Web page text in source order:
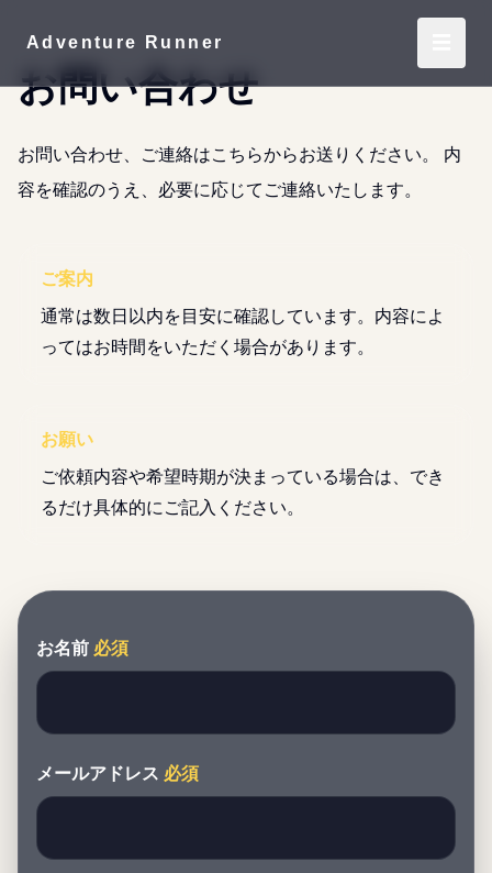
Adventure Runner
お問い合わせ
お問い合わせ、ご連絡はこちらからお送りください。 内
容を確認のうえ、必要に応じてご連絡いたします。
ご案内
通常は数日以内を目安に確認しています。内容によ
ってはお時間をいただく場合があります。
お願い
ご依頼内容や希望時期が決まっている場合は、でき
るだけ具体的にご記入ください。
お名前 必須
メールアドレス 必須